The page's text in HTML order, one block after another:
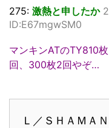
275: 激熱と申したか
ID:E67mgwSM0
マンキンATのTY810
回、300枚2回やぞ…
Ｌ／ＳＨＡＭＡ